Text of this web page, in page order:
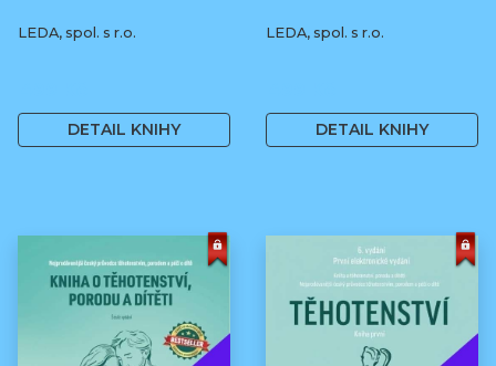
LEDA, spol. s r.o.
DETAIL KNIHY
LEDA, spol. s r.o.
DETAIL KNIHY